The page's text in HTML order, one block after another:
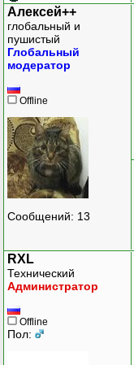
Алексей++
глобальный и
пушистый
Глобальный
модератор
Offline
Сообщений: 13
RXL
Технический
Администратор
Offline
Пол: